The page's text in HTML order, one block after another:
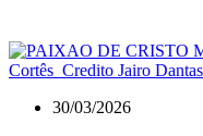
30/03/2026